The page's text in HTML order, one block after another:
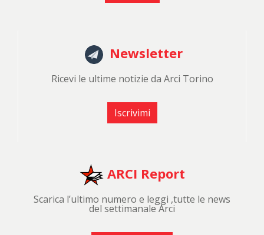
Newsletter
Ricevi le ultime notizie da Arci Torino
Iscrivimi
ARCI Report
Scarica l’ultimo numero e leggi ,tutte le news
del settimanale Arci